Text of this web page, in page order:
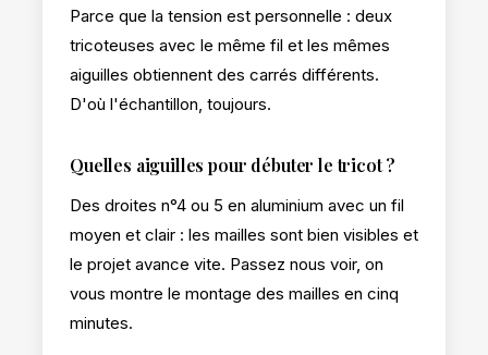
Parce que la tension est personnelle : deux
tricoteuses avec le même fil et les mêmes
aiguilles obtiennent des carrés différents.
D'où l'échantillon, toujours.
Quelles aiguilles pour débuter le tricot ?
Des droites n°4 ou 5 en aluminium avec un fil
moyen et clair : les mailles sont bien visibles et
le projet avance vite. Passez nous voir, on
vous montre le montage des mailles en cinq
minutes.